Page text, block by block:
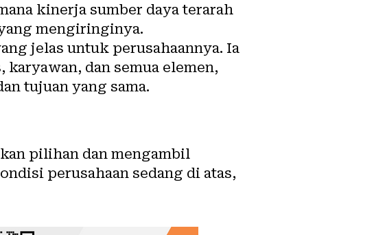
kinerja sumber daya terarah
mengiringinya.
jelas untuk perusahaannya. Ia
dan semua elemen,
tujuan yang sama.
pilihan dan mengambil
perusahaan sedang di atas,